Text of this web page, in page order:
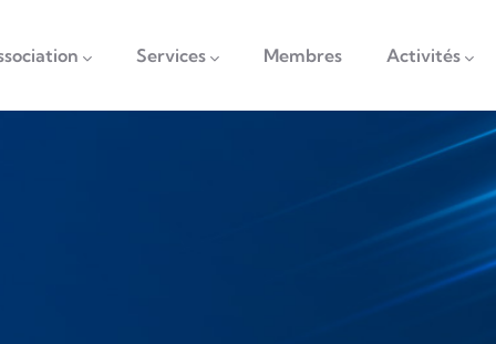
Services Membres Activités